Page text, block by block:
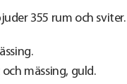
355 rum och
mässing, guld.